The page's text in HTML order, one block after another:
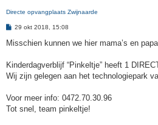
Directe opvangplaats Zwijnaarde
B
r
h
29 okt 2018, 15:08
Misschien kunnen we hier mama’s en
Kinderdagverblijf “Pinkeltje” heeft 1
Wij zijn gelegen aan het technologiepark
Voor meer info: 0472.70.30.96
Tot snel, team pinkeltje!